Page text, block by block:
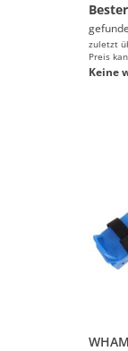
zuletzt
Preis
Keine